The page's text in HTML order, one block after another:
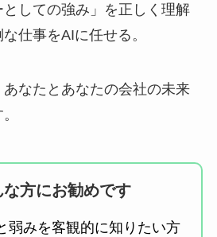
しての強み」を正しく理解
仕事をAIに任せる。
なたとあなたの会社の未来
方にお勧めです
弱みを客観的に知りたい方